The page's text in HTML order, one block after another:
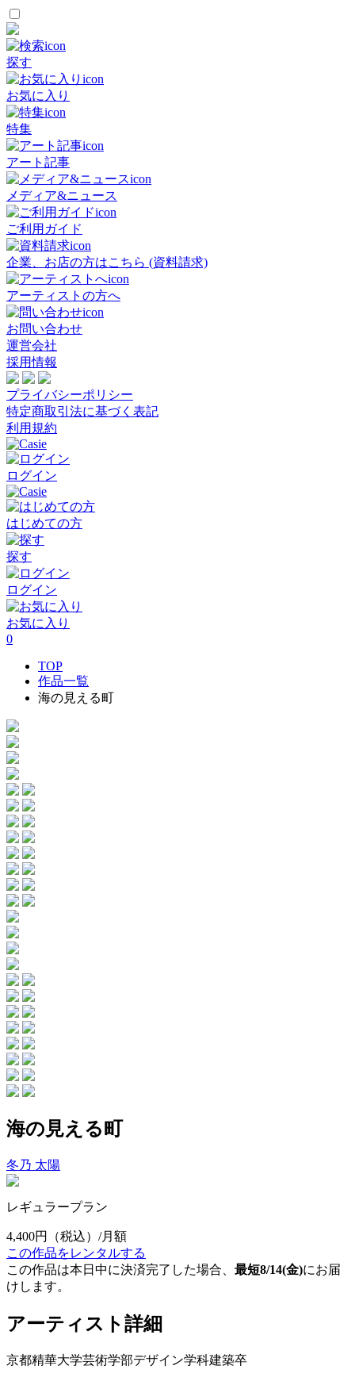
探す
お気に入り
特集
アート記事
メディア&ニュース
ご利用ガイド
企業、お店の方はこちら (資料請求)
アーティストの方へ
お問い合わせ
運営会社
採用情報
プライバシーポリシー
特定商取引法に基づく表記
利用規約
ログイン
はじめての方
探す
ログイン
お気に入り
0
TOP
作品一覧
海の見える町
海の見える町
冬乃 太陽
レギュラープラン
4,400円
（税込）/月額
この作品をレンタルする
この作品は本日中に決済完了した場合、 最短8/14(金)にお届
けします。
アーティスト詳細
京都精華大学芸術学部デザイン学科建築卒